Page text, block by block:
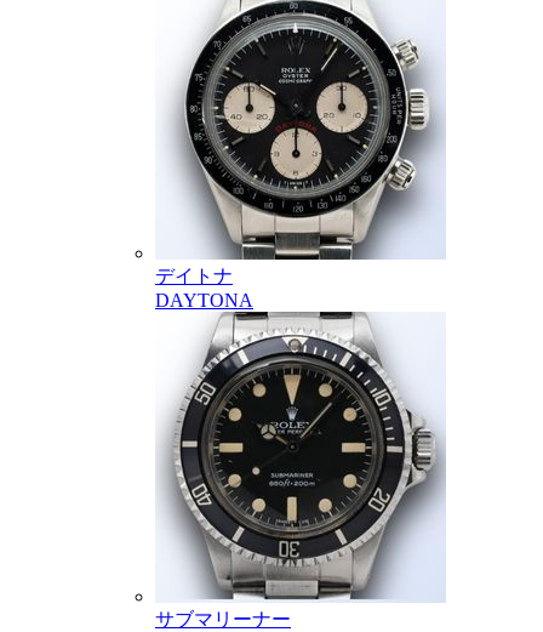
デイトナ
DAYTONA
サブマリーナー